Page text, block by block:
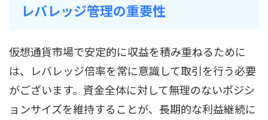
レバレッジ管理の重要性
仮想通貨市場で安定的に収益を積み重ねるために
は、レバレッジ倍率を常に意識して取引を行う必要
がございます。資金全体に対して無理のないポジシ
ョンサイズを維持することが、長期的な利益継続に